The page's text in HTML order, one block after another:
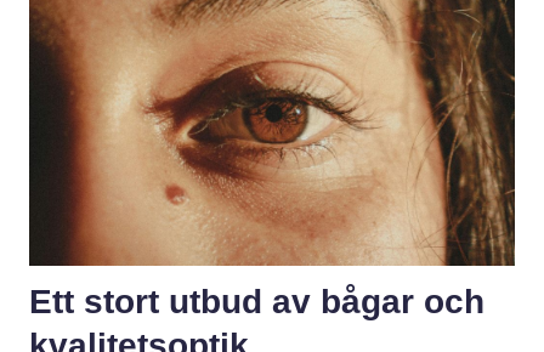
Ett stort utbud av bågar och